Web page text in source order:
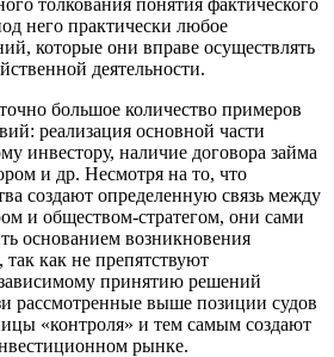
него практически любое
которые они вправе осуществлять
деятельности.
большое количество примеров
реализация основной части
инвестору, наличие договора займа
и др. Несмотря на то, что
создают определенную связь между
и обществом-стратегом, они сами
основанием возникновения
так как не препятствуют
принятию решений
рассмотренные выше позиции судов
«контроля» и тем самым создают
рынке.